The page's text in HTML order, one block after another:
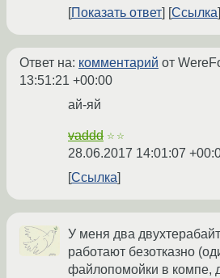
Показать ответ Ссылка
Ответ на: комментарий от
13:51:21 +00:00
ай-яй
vaddd ☆☆
28.06.2017 14:01:07
Ссылка
У меня два
работают безотказно
файлопомойки в компе,